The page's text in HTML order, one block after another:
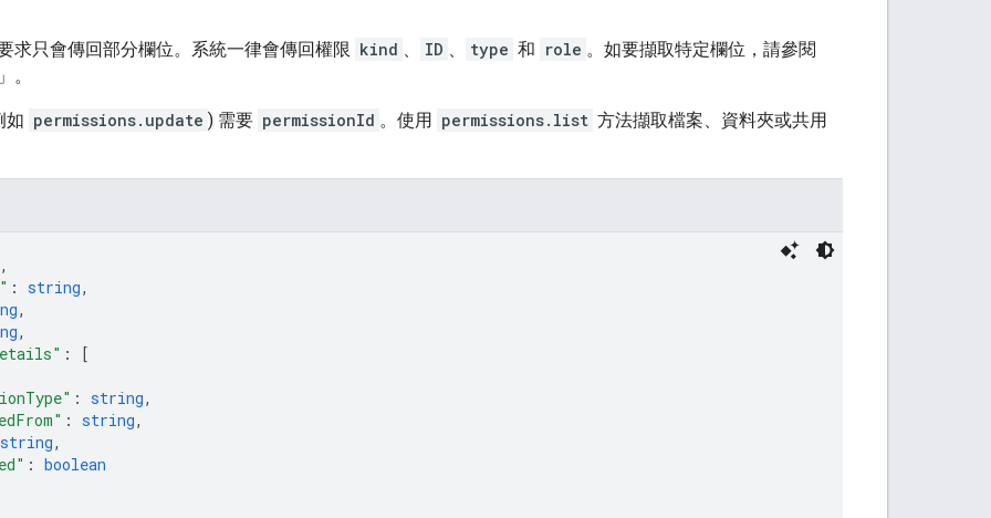
求只會傳回部分欄位。系統一律會傳回權限 kind 、 ID 、 type 和 role 。如要擷取特定欄位，請參閱
」。
如 permissions.update ) 需要 permissionId 。使用 permissions.list 方法擷取檔案、資料夾或共用
,
: string,
,
,
:
[
: string,
: string,
string,
: boolean